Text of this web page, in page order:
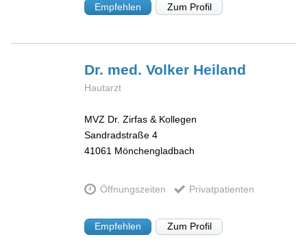
Empfehlen Zum Profil
Dr. med. Volker Heiland
Hautarzt
MVZ Dr. Zirfas & Kollegen
Sandradstraße 4
41061 Mönchengladbach
Öffnungszeiten Privatpatienten
Empfehlen Zum Profil